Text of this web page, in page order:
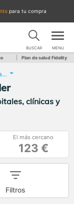
para tu compra
BUSCAR MENU
Plan de salud Fidelity
Ecografía Mamaria
clínicas y
El más cercano
123 €
Filtros